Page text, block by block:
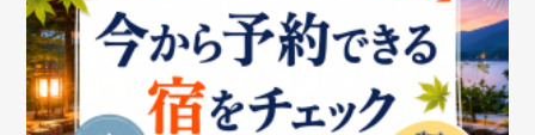
お問い合わせ消費税の表示 ウェブアクセシビリティの取り組み
個人情報保護ポリシープライバシーポータル
Cookieポリシー
特定商取引法に基づく表記情報セキュリティ基本方針
商標についてBIGLOBEトップ